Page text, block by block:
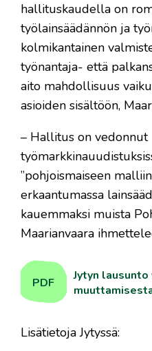
hallituskaudella on
työlainsäädännön ja
kolmikantainen
työnantaja- että
aito mahdollisuus
asioiden sisältöön,
– Hallitus on vedonnut
”pohjoismaiseen
erkaantumassa
kauemmaksi muista
Maarianvaara
Jytyn
PDF
Lisätietoja Jytyssä: